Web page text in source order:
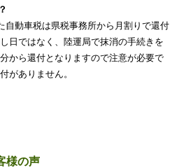
動車税は県税事務所から月割りで還付
日ではなく、陸運局で抹消の手続きを
から還付となりますので注意が必要で
がありません。
様の声